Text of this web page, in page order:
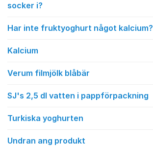
socker i?
Har inte fruktyoghurt något kalcium?
Kalcium
Verum filmjölk blåbär
SJ's 2,5 dl vatten i pappförpackning
Turkiska yoghurten
Undran ang produkt